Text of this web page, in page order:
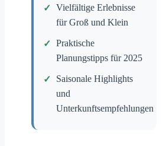
Vielfältige Erlebnisse
für Groß und Klein
Praktische
Planungstipps für 2025
Saisonale Highlights
und
Unterkunftsempfehlungen